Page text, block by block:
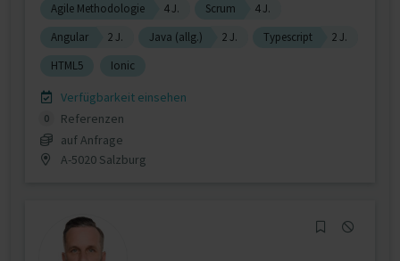
Agile Methodologie 4 J. Scrum
4 J.
Angular
2 J. Java (allg.) 2 J. Typescript
2 J.
HTML5
Ionic
Verfügbarkeit einsehen
0
Referenzen
auf Anfrage
A-5020 Salzburg